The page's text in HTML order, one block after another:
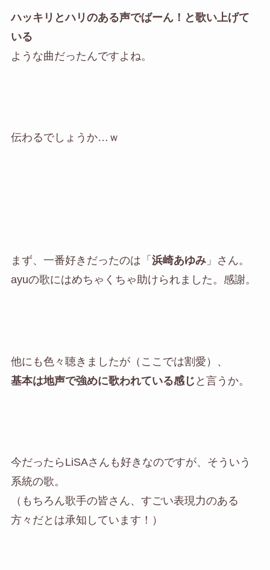
ハッキリとハリのある声でばーん！と歌い上げて
いる
ような曲だったんですよね。
伝わるでしょうか…ｗ
まず、一番好きだったのは「 浜崎あゆみ」さん。
ayuの歌にはめちゃくちゃ助けられました。感謝。
他にも色々聴きましたが（ここでは割愛）、
基本は地声で強めに歌われている感じ と言うか。
今だったらLiSAさんも好きなのですが、そういう
系統の歌。
（もちろん歌手の皆さん、すごい表現力のある
方々だとは承知しています！）